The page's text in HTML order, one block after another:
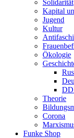
Solidarität
Kapital
Jugend
Kultur
Ökologie
Theorie
Corona
Funke Shop